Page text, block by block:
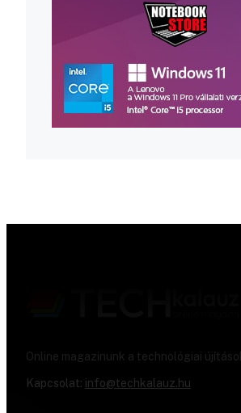
Online magazinunk a technológiai
Kapcsolat: info@techkalauz.hu